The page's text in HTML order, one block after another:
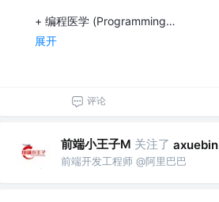
+ 编程医学 (Programming…
展开
评论
前端小王子M 关注了 axuebin
前端开发工程师 @阿里巴巴